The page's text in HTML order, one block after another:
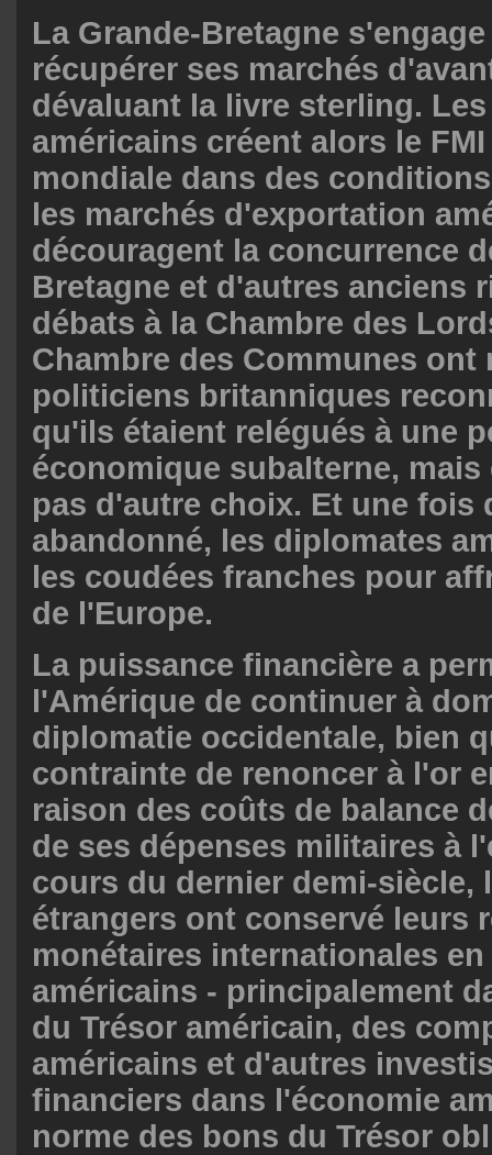
La Grande-Bretagne
récupérer ses marchés
dévaluant la livre sterling.
américains créent alors le
mondiale dans des
les marchés d'exportation
découragent la concurrence
Bretagne et d'autres anciens
débats à la Chambre des
Chambre des Communes ont
politiciens britanniques
qu'ils étaient relégués à une
économique subalterne,
pas d'autre choix. Et une fois
abandonné, les diplomates
les coudées franches pour
de l'Europe.
La puissance financière a
l'Amérique de continuer à
diplomatie occidentale, bien
contrainte de renoncer à l'or
raison des coûts de balance
de ses dépenses militaires à
cours du dernier demi-siècle,
étrangers ont conservé leurs
monétaires internationales
américains - principalement
du Trésor américain, des
américains et d'autres
financiers dans l'économie
norme des bons du Trésor